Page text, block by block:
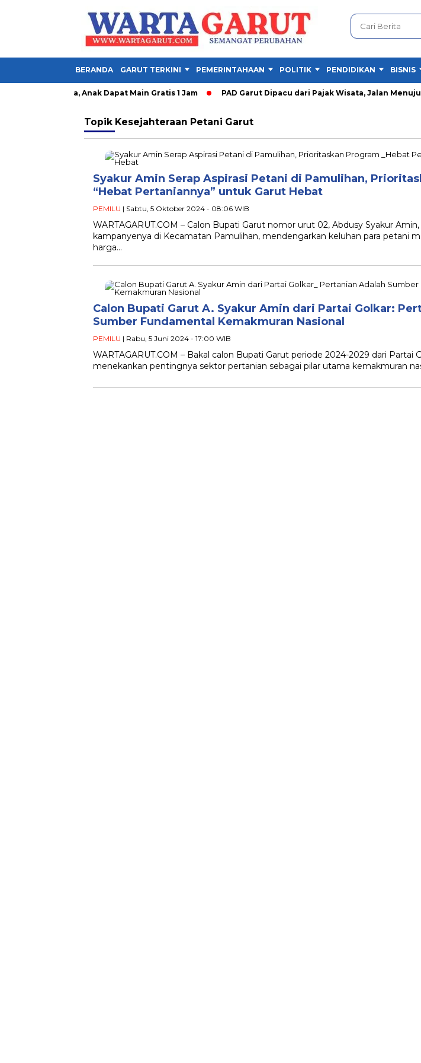
BERANDA GARUT TERKINI PEMERINTAHAAN POLITIK PENDIDIKAN BISNIS
Garut Dibuka, Anak Dapat Main Gratis 1 Jam PAD Garut Dipacu dari Pajak Wisata, Jalan Menuju
Topik Kesejahteraan Petani Garut
Syakur Amin Serap Aspirasi Petani di Pamulihan,
“Hebat Pertaniannya” untuk Garut Hebat
PEMILU | Sabtu, 5 Oktober 2024 - 08:06 WIB
WARTAGARUT.COM – Calon Bupati Garut nomor urut 02, Abdusy Syakur
kampanyenya di Kecamatan Pamulihan, mendengarkan keluhan para petani
harga…
Calon Bupati Garut A. Syakur Amin dari Partai Golkar:
Sumber Fundamental Kemakmuran Nasional
PEMILU | Rabu, 5 Juni 2024 - 17:00 WIB
WARTAGARUT.COM – Bakal calon Bupati Garut periode 2024-2029 dari Partai
menekankan pentingnya sektor pertanian sebagai pilar utama kemakmuran